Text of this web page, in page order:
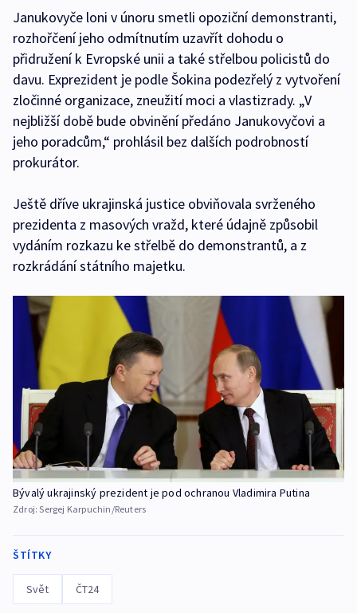
Janukovyče loni v únoru smetli opoziční demonstranti,
rozhořčení jeho odmítnutím uzavřít dohodu o
přidružení k Evropské unii a také střelbou policistů do
davu. Exprezident je podle Šokina podezřelý z vytvoření
zločinné organizace, zneužití moci a vlastizrady. „V
nejbližší době bude obvinění předáno Janukovyčovi a
jeho poradcům,“ prohlásil bez dalších podrobností
prokurátor.
Ještě dříve ukrajinská justice obviňovala svrženého
prezidenta z masových vražd, které údajně způsobil
vydáním rozkazu ke střelbě do demonstrantů, a z
rozkrádání státního majetku.
Bývalý ukrajinský prezident je pod ochranou Vladimira Putina
Zdroj:Sergej Karpuchin/Reuters
ŠTÍTKY
Svět ČT24